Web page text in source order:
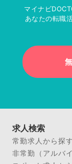
マイナビ
あなたの転職
求人検索
常勤求人から探す
非常勤（アルバ